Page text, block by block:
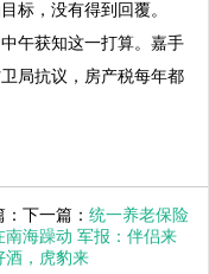
标，没有得到回覆。
午获知这一打算。嘉手
局抗议，房产税每年都
下一篇： 统一养老保险
南海躁动 军报：伴侣来
酒，虎豹来